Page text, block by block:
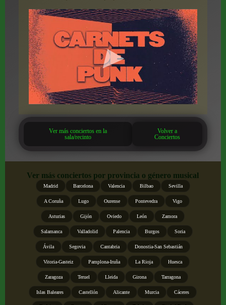
Ver más conciertos en la
sala/recinto
Volver a
Conciertos
Ver más conciertos por provincia o género musical
Madrid Barcelona Valencia Bilbao Sevilla
A Coruña Lugo Ourense Pontevedra Vigo
Asturias Gijón Oviedo León Zamora
Salamanca Valladolid Palencia Burgos Soria
Ávila Segovia Cantabria Donostia-San Sebastián
Vitoria-Gasteiz Pamplona-Iruña La Rioja Huesca
Zaragoza Teruel Lleida Girona Tarragona
Islas Baleares Castellón Alicante Murcia Cáceres